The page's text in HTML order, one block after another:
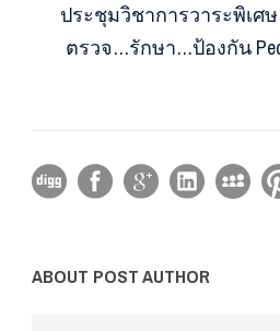
ประชุมวิชาการวาระพิเศษ
ตรวจ…รักษา…ป้องกัน
ABOUT POST AUTHOR